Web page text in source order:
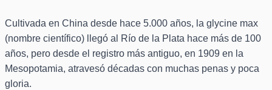
Cultivada en China desde hace 5.000 años, la glycine max
(nombre científico) llegó al Río de la Plata hace más de 100
años, pero desde el registro más antiguo, en 1909 en la
Mesopotamia, atravesó décadas con muchas penas y poca
gloria.